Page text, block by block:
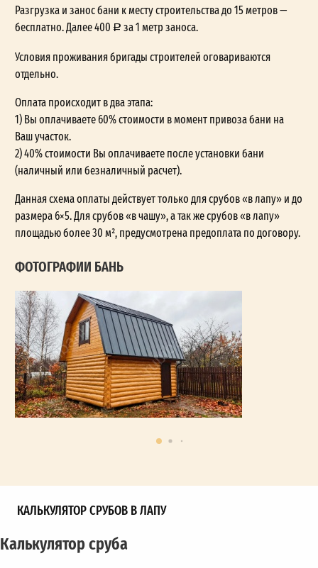
Разгрузка и занос бани к месту строительства до 15 метров —
бесплатно. Далее 400
за 1 метр заноса.
Условия проживания бригады строителей оговариваются
отдельно.
Оплата происходит в два этапа:
1) Вы оплачиваете 60% стоимости в момент привоза бани на
Ваш участок.
2) 40% стоимости Вы оплачиваете после установки бани
(наличный или безналичный расчет).
Данная схема оплаты действует только для срубов «в лапу» и до
размера 6×5. Для срубов «в чашу», а так же срубов «в лапу»
площадью более 30 м², предусмотрена предоплата по договору.
ФОТОГРАФИИ БАНЬ
КАЛЬКУЛЯТОР СРУБОВ В ЛАПУ
Калькулятор сруба